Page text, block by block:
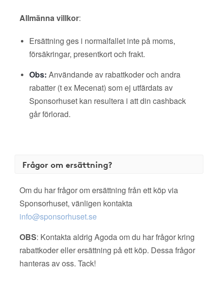
Allmänna villkor:
Ersättning ges i normalfallet inte på moms,
försäkringar, presentkort och frakt.
Obs: Användande av rabattkoder och andra
rabatter (t ex Mecenat) som ej utfärdats av
Sponsorhuset kan resultera i att din cashback
går förlorad.
Frågor om ersättning?
Om du har frågor om ersättning från ett köp via
Sponsorhuset, vänligen kontakta
info@sponsorhuset.se
OBS: Kontakta aldrig Agoda om du har frågor kring
rabattkoder eller ersättning på ett köp. Dessa frågor
hanteras av oss. Tack!